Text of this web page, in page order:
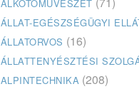
ALKOTÓMŰVÉSZET
ÁLLAT-EGÉSZSÉGÜGYI
ÁLLATORVOS (16)
ÁLLATTENYÉSZTÉSI
ALPINTECHNIKA (208)